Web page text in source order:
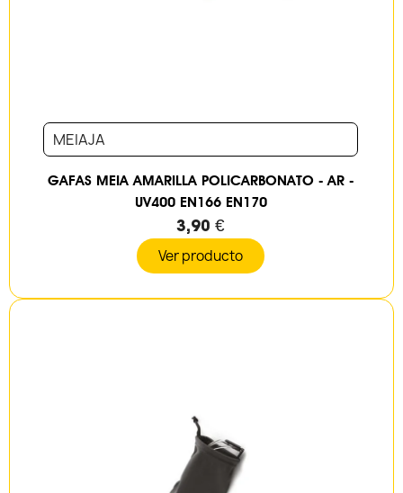
MEIAJA
GAFAS MEIA AMARILLA POLICARBONATO - AR -
UV400 EN166 EN170
3,90 €
Ver producto